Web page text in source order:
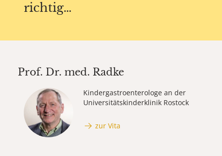
richtig…
Prof. Dr. med. Radke
Kindergastroenterologe an der
Universitätskinderklinik Rostock
zur Vita